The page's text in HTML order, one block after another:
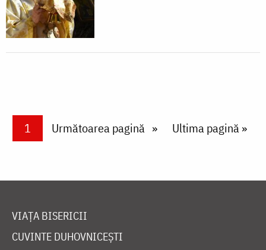
PaginareCurrent page
1 Next page
Următoarea pagină Last page
Ultima pagină »
VIAȚA BISERICII
CUVINTE DUHOVNICEȘTI